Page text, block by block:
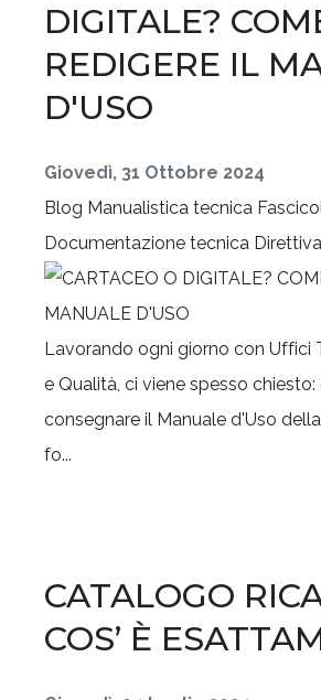
DIGITALE?
REDIGERE IL
D'USO
Giovedì, 31 Ottobre 2024
Blog Manualistica tecnica
Documentazione tecnica
Lavorando ogni giorno con Uffici
e Qualità, ci viene spesso
consegnare il Manuale d'Uso
fo...
CATALOGO
COS’ È